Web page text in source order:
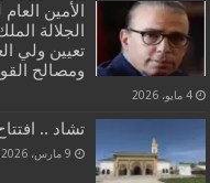
الأمين
الجلالة
تعيين ولي
ومصالح
4 مايو، 2026
تشاد ..
9 مارس، 2026